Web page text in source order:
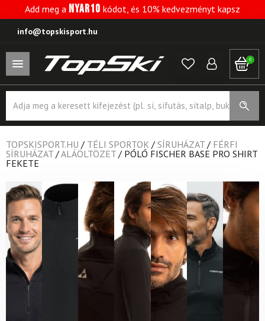
Add meg a NYAR10 kódot, és 10% kedvezményt kapsz
info@topskisport.hu
0
search
TOPSKISPORT.HU / TÉLI SPORTOK / SÍRUHÁZAT / FÉRFI
SÍRUHÁZAT /ALÁÖLTÖZET / PÓLÓ FISCHER BASE PRO SHIRT
FEKETE